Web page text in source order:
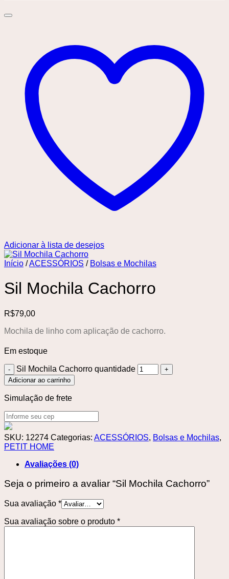
Adicionar à lista de desejos
Início /ACESSÓRIOS / Bolsas e Mochilas
Sil Mochila Cachorro
R$79,00
Mochila de linho com aplicação de cachorro.
Em estoque
Sil Mochila Cachorro quantidade
Adicionar ao carrinho
Simulação de frete
SKU: 12274 Categorias: ACESSÓRIOS, Bolsas e Mochilas,
PETIT HOME
Avaliações (0)
Seja o primeiro a avaliar “Sil Mochila Cachorro”
Sua avaliação *
Sua avaliação sobre o produto *